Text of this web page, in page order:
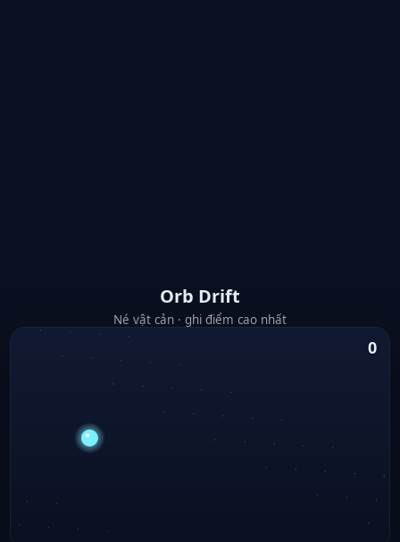
Orb Drift
Né vật cản · ghi điểm cao nhất
0